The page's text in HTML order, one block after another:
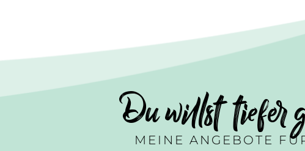
Du willst tiefer
MEINE ANGEBOTE